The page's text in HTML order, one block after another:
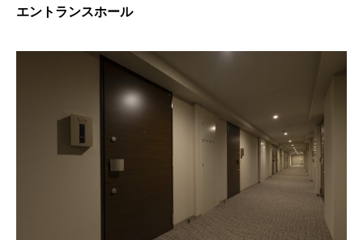
エントランスホール